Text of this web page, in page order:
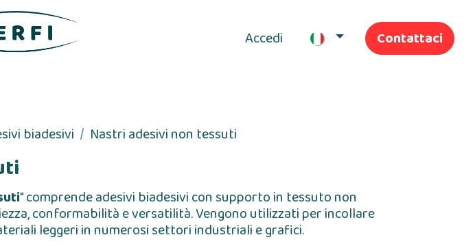
Accedi Contattaci
biadesivi Nastri adesivi non tessuti
" comprende adesivi biadesivi con supporto in tessuto non
conformabilità e versatilità. Vengono utilizzati per incollare
leggeri in numerosi settori industriali e grafici.